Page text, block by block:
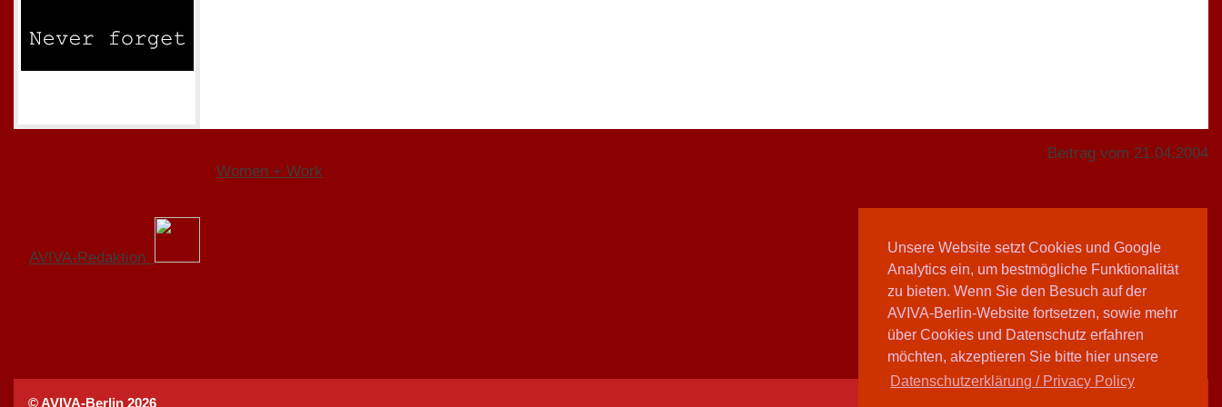
Unsere Website setzt Cookies und Google
Analytics ein, um bestmögliche Funktionalität
zu bieten. Wenn Sie den Besuch auf der
AVIVA-Berlin-Website fortsetzen, sowie mehr
über Cookies und Datenschutz erfahren
möchten, akzeptieren Sie bitte hier unsere
Datenschutzerklärung / Privacy Policy
Women + Work
Beitrag vom 21.04.2004
AVIVA-Redaktion
Teilen
© AVIVA-Berlin 2026